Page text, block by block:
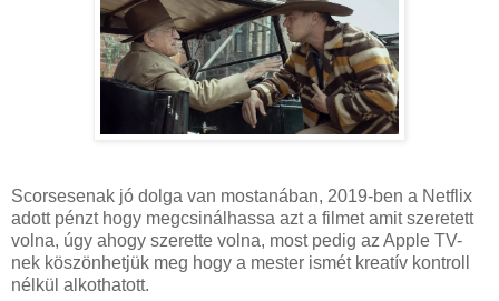
Scorsesenak jó dolga van mostanában, 2019-ben a Netflix
adott pénzt hogy megcsinálhassa azt a filmet amit szeretett
volna, úgy ahogy szerette volna, most pedig az Apple TV-
nek köszönhetjük meg hogy a mester ismét kreatív kontroll
nélkül alkothatott.